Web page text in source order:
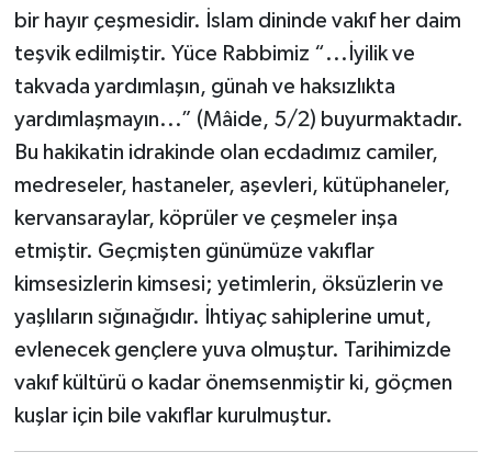
bir hayır çeşmesidir. İslam dininde vakıf her daim
teşvik edilmiştir. Yüce Rabbimiz “...İyilik ve
takvada yardımlaşın, günah ve haksızlıkta
yardımlaşmayın...” (Mâide, 5/2) buyurmaktadır.
Bu hakikatin idrakinde olan ecdadımız camiler,
medreseler, hastaneler, aşevleri, kütüphaneler,
kervansaraylar, köprüler ve çeşmeler inşa
etmiştir. Geçmişten günümüze vakıflar
kimsesizlerin kimsesi; yetimlerin, öksüzlerin ve
yaşlıların sığınağıdır. İhtiyaç sahiplerine umut,
evlenecek gençlere yuva olmuştur. Tarihimizde
vakıf kültürü o kadar önemsenmiştir ki, göçmen
kuşlar için bile vakıflar kurulmuştur.
Bitlis Müftülüğü
Bolu Müftülüğü
Burdur Müftülüğü
Bursa Müftülüğü
Çanakkale Müftülüğü
Çankırı Müftülüğü
Çorum Müftülüğü
Denizli Müftülüğü
Sağlık
Makaleler
Ekonomi
Duyurular
Podcast
Biyografiler
Diyanet TV